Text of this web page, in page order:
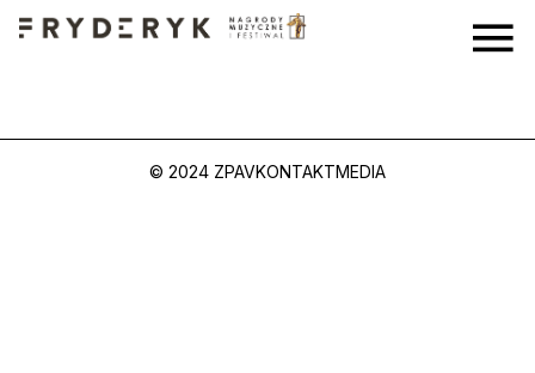
© 2024 ZPAVKONTAKTMEDIA